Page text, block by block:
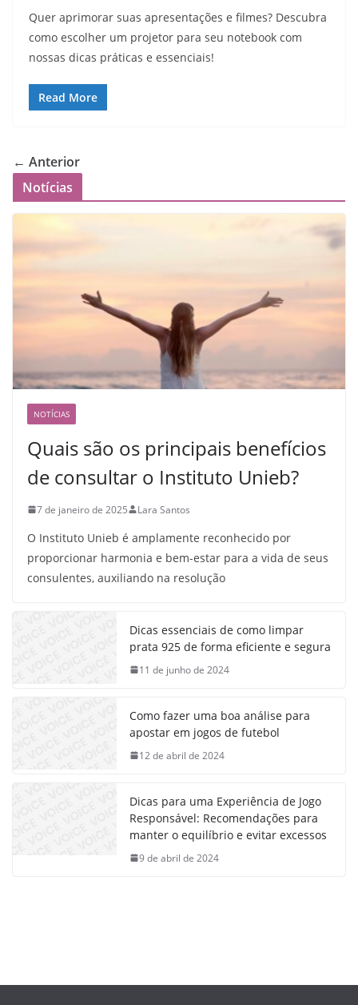
Quer aprimorar suas apresentações e filmes? Descubra
como escolher um projetor para seu notebook com
nossas dicas práticas e essenciais!
Read More
← Anterior
Notícias
NOTÍCIAS
Quais são os principais benefícios
de consultar o Instituto Unieb?
7 de janeiro de 2025 Lara Santos
O Instituto Unieb é amplamente reconhecido por
proporcionar harmonia e bem-estar para a vida de seus
consulentes, auxiliando na resolução
Dicas essenciais de como limpar
prata 925 de forma eficiente e segura
11 de junho de 2024
Como fazer uma boa análise para
apostar em jogos de futebol
12 de abril de 2024
Dicas para uma Experiência de Jogo
Responsável: Recomendações para
manter o equilíbrio e evitar excessos
9 de abril de 2024